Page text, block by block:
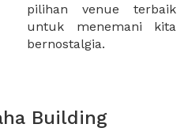
bernostalgia.
Building